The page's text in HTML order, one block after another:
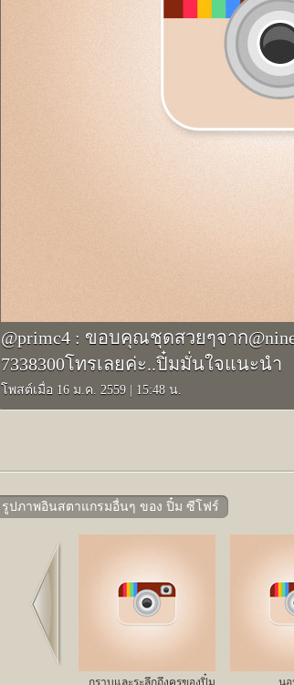
@primc4 : ขอบคุณชุดสวยๆจาก
7338300โทรเลยค่ะ..ปิ๋มมั่นใจแนะนำ
โพสต์เมื่อ 16 ม.ค. 2559 15:48 น.
รูปภาพอินสตาแกรมอื่นๆ ของ ปิ๋ม ซีโฟร์
กราบและระลึกถึงครูของปิ๋ม นอ